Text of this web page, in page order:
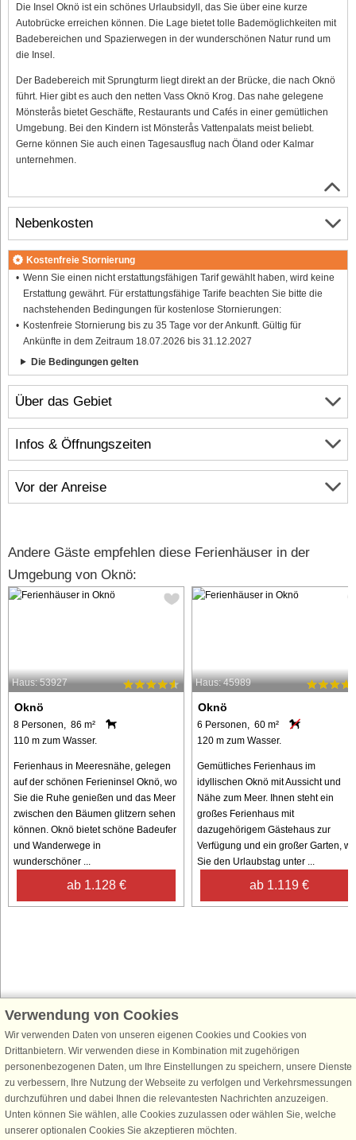
Die Insel Oknö ist ein schönes Urlaubsidyll, das Sie über eine kurze
Autobrücke erreichen können. Die Lage bietet tolle Bademöglichkeiten mit
Badebereichen und Spazierwegen in der wunderschönen Natur rund um
die Insel.
Der Badebereich mit Sprungturm liegt direkt an der Brücke, die nach Oknö
führt. Hier gibt es auch den netten Vass Oknö Krog. Das nahe gelegene
Mönsterås bietet Geschäfte, Restaurants und Cafés in einer gemütlichen
Umgebung. Bei den Kindern ist Mönsterås Vattenpalats meist beliebt.
Gerne können Sie auch einen Tagesausflug nach Öland oder Kalmar
unternehmen.
Über das Gebiet
Infos & Öffnungszeiten
Vor der Anreise
Nebenkosten
Kostenfreie Stornierung
Wenn Sie einen nicht erstattungsfähigen Tarif gewählt haben, wird keine
Erstattung gewährt. Für erstattungsfähige Tarife beachten Sie bitte die
nachstehenden Bedingungen für kostenlose Stornierungen:
Kostenfreie Stornierung bis zu 35 Tage vor der Ankunft. Gültig für
Ankünfte in dem Zeitraum 18.07.2026 bis 31.12.2027
Die Bedingungen gelten
Andere Gäste empfehlen diese Ferienhäuser in der
Umgebung von Oknö:
Haus: 53927
Oknö
8 Personen, 86 m²
110 m zum Wasser.
Ferienhaus in Meeresnähe, gelegen
auf der schönen Ferieninsel Oknö, wo
Sie die Ruhe genießen und das Meer
zwischen den Bäumen glitzern sehen
können. Oknö bietet schöne Badeufer
und Wanderwege in
wunderschöner ...
ab 1.128 €
Haus: 45989
Oknö
6 Personen, 60 m²
120 m zum Wasser.
Gemütliches Ferienhaus im
idyllischen Oknö mit Aussicht und
Nähe zum Meer. Ihnen steht ein
großes Ferienhaus mit
dazugehörigem Gästehaus zur
Verfügung und ein großer Garten, wo
Sie den Urlaubstag unter ...
ab 1.119 €
Schließen Sie sich 100.000 Ferienhaus-Fans an
Erhalten Sie einenWillkommensgutschein von 25 € für Ihren nächsten
Ferienhausurlaub - melden Sie sich einfach für den DanCenter Newsletter
an. Verpassen Sie nie wieder exklusive Angebote, Gewinnspiele und
Urlaubstipps!
Verwendung von Cookies
Wir verwenden Daten von unseren eigenen Cookies und Cookies von
Drittanbietern. Wir verwenden diese in Kombination mit zugehörigen
personenbezogenen Daten, um Ihre Einstellungen zu speichern, unsere Dienste
zu verbessern, Ihre Nutzung der Webseite zu verfolgen und Verkehrsmessungen
durchzuführen und dabei Ihnen die relevantesten Nachrichten anzuzeigen.
Unten können Sie wählen, alle Cookies zuzulassen oder wählen Sie, welche
unserer optionalen Cookies Sie akzeptieren möchten.